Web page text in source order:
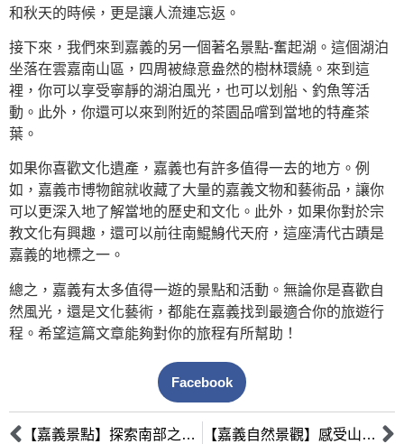
和秋天的時候，更是讓人流連忘返。
接下來，我們來到嘉義的另一個著名景點-奮起湖。這個湖泊
坐落在雲嘉南山區，四周被綠意盎然的樹林環繞。來到這
裡，你可以享受寧靜的湖泊風光，也可以划船、釣魚等活
動。此外，你還可以來到附近的茶園品嚐到當地的特產茶
葉。
如果你喜歡文化遺產，嘉義也有許多值得一去的地方。例
如，嘉義市博物館就收藏了大量的嘉義文物和藝術品，讓你
可以更深入地了解當地的歷史和文化。此外，如果你對於宗
教文化有興趣，還可以前往南鯤鯓代天府，這座清代古蹟是
嘉義的地標之一。
總之，嘉義有太多值得一遊的景點和活動。無論你是喜歡自
然風光，還是文化藝術，都能在嘉義找到最適合你的旅遊行
程。希望這篇文章能夠對你的旅程有所幫助！
Facebook
【嘉義景點】探索南部之美，來嘉義必訪的6大景點 【嘉義自然景觀】感受山林與海洋的多元魅力，嘉義最美的自然景點介紹